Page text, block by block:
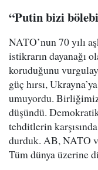
“Putin bizi
NATO’nun 70 yılı
istikrarın dayanağı
koruduğunu
güç hırsı,
umuyordu.
düşündü.
tehditlerin
durduk. AB, NATO
Tüm dünya üzerine